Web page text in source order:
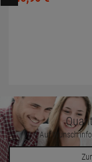
Auf Wunsch